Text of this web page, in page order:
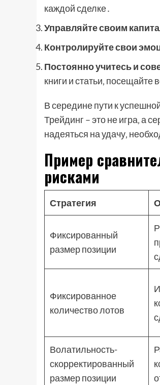
каждой сделке․
Управляйте своим
Контролируйте свои
Постоянно учитесь и
книги и статьи‚
В середине пути к
Трейдинг – это не игра‚ а
надеяться на удачу‚
Пример
рисками
Стратегия
Фиксированный
размер позиции
Фиксированное
количество лотов
Волатильность-
скорректированный
размер позиции